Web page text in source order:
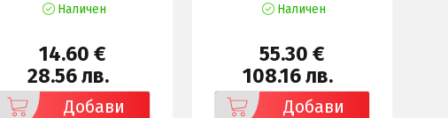
Наличен
14.60 €
28.56 лв.
Добави
Наличен
55.30 €
108.16 лв.
Добави